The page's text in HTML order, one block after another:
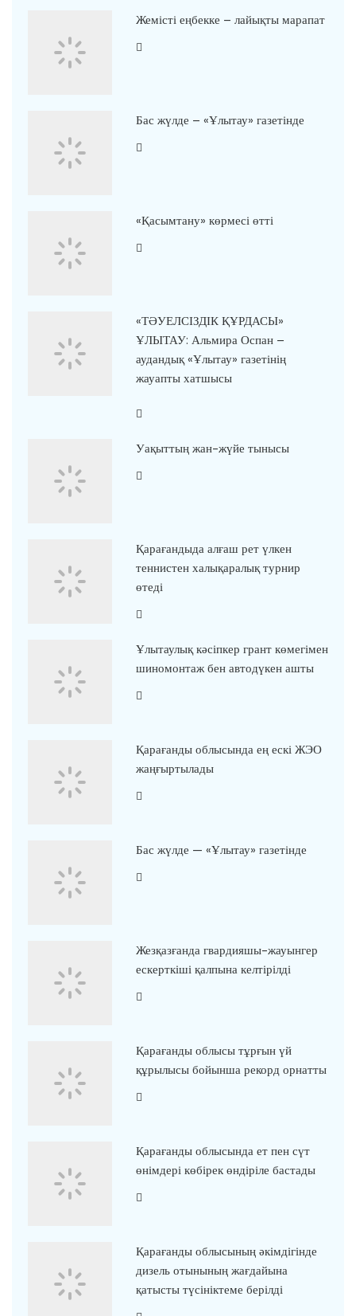
Жемісті еңбекке – лайықты марапат
Бас жүлде – «Ұлытау» газетінде
«Қасымтану» көрмесі өтті
«ТӘУЕЛСІЗДІК ҚҰРДАСЫ»
ҰЛЫТАУ: Альмира Оспан –
аудандық «Ұлытау» газетінің
жауапты хатшысы
Уақыттың жан-жүйе тынысы
Қарағандыда алғаш рет үлкен
теннистен халықаралық турнир
өтеді
Ұлытаулық кәсіпкер грант көмегімен
шиномонтаж бен автодүкен ашты
Қарағанды облысында ең ескі ЖЭО
жаңғыртылады
Бас жүлде — «Ұлытау» газетінде
Жезқазғанда гвардияшы-жауынгер
ескерткіші қалпына келтірілді
Қарағанды облысы тұрғын үй
құрылысы бойынша рекорд орнатты
Қарағанды облысында ет пен сүт
өнімдері көбірек өндіріле бастады
Қарағанды облысының әкімдігінде
дизель отынының жағдайына
қатысты түсініктеме берілді